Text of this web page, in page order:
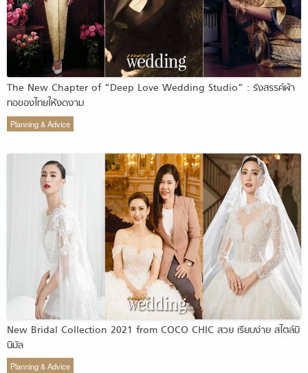
The New Chapter of “Deep Love Wedding Studio” : รังสรรค์ผ้า
ทอของไทยให้งดงาม
Planning & Advice
New Bridal Collection 2021 from COCO CHIC สวย เรียบง่าย สไตล์มิ
นิมัล
Planning & Advice